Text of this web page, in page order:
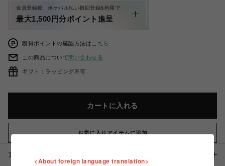
会員登録後、ポケパル払い初回登録&利用で
最大1,500円分ポイント進呈
獲得ポイントの確認方法は こちら
この商品について問い合わせる
ギフト：ラッピング不可
カートに入れる
お気に入りアイテムに追加
アイテム説明 / 素材
<About foreign language translation>